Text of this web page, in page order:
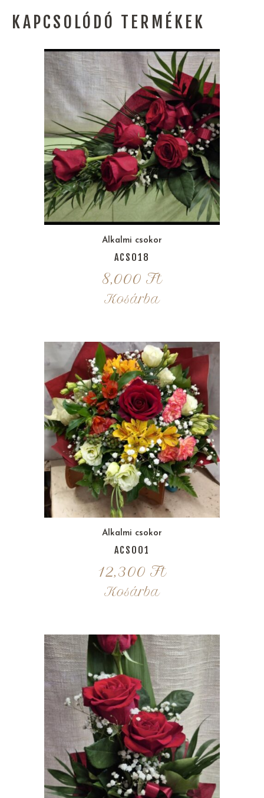
KAPCSOLÓDÓ TERMÉKEK
Alkalmi csokor
ACS018
8,000 Ft
Kosárba
Alkalmi csokor
ACS001
12,300 Ft
Kosárba